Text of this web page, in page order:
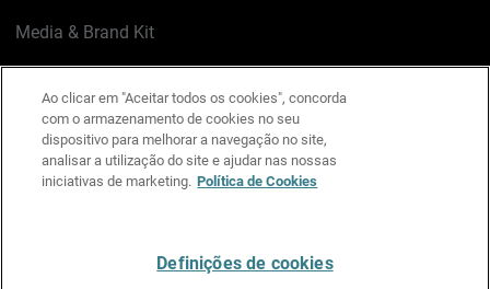
Media & Brand Kit
LinkedIn
X FacebookInstagram
YouTube
Ao clicar em "Aceitar todos os cookies", concorda
com o armazenamento de cookies no seu
dispositivo para melhorar a navegação no site,
analisar a utilização do site e ajudar nas nossas
iniciativas de marketing. Política de Cookies
Definições de cookies